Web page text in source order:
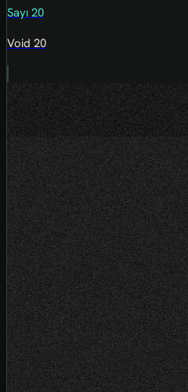
Sayı 20
Void 20